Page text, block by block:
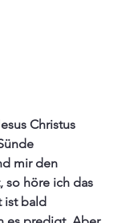
Christus
mir den
so höre ich das
ist bald